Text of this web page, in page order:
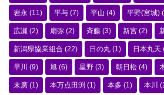
岩永 (11) 平与 (7) 平山 (4) 平野(宮城)
広瀬 (2) 扇弥 (2) 斉藤 (3) 新宮 (2)
新潟県協業組合 (22) 日の丸 (1) 日本丸天
早川 (9) 旭 (6) 星野 (3) 朝日松 (4)
末廣 (1) 本万点田渕 (1) 本多 (1) 本川